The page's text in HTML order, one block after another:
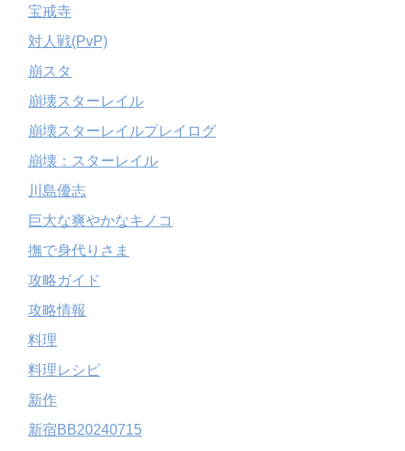
宝戒寺
対人戦(PvP)
崩スタ
崩壊スターレイル
崩壊スターレイルプレイログ
崩壊：スターレイル
川島優志
巨大な爽やかなキノコ
撫で身代りさま
攻略ガイド
攻略情報
料理
料理レシピ
新作
新宿BB20240715